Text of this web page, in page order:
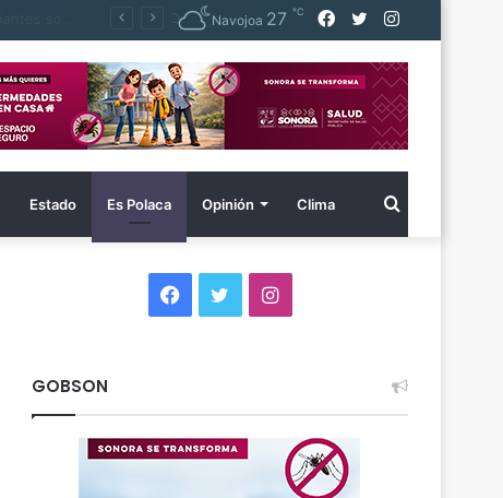
Instagram
Twitter
Facebook
Navojoa 27 ℃
Estado Es Polaca Opinión Clima Buscar
Facebook
TwitterInstagram
GOBSON